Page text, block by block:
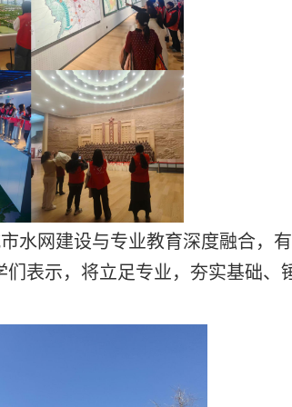
水网建设与专业教育深度融合，
表示，将立足专业，夯实基础、